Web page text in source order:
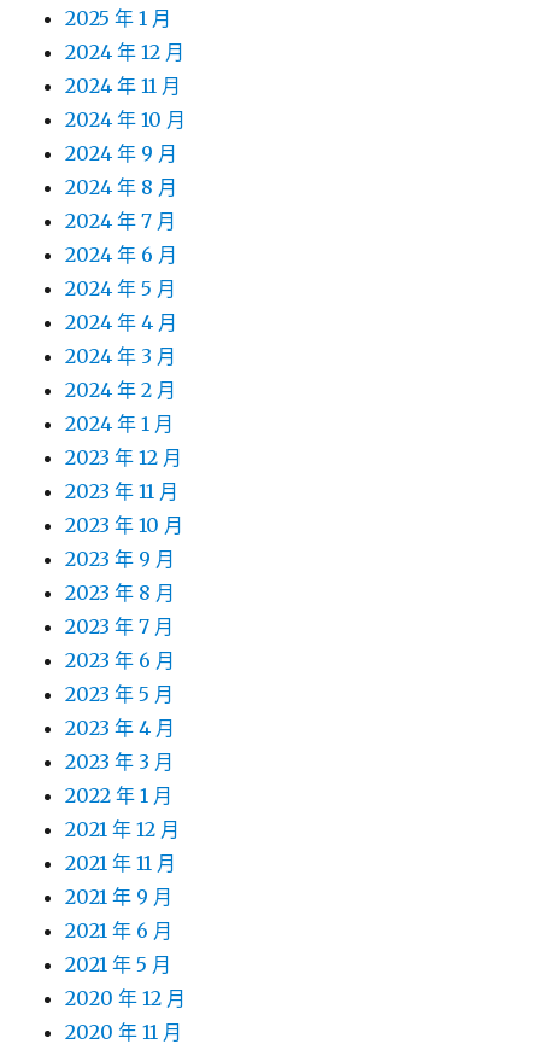
2025 年 1 月
2024 年 12 月
2024 年 11 月
2024 年 10 月
2024 年 9 月
2024 年 8 月
2024 年 7 月
2024 年 6 月
2024 年 5 月
2024 年 4 月
2024 年 3 月
2024 年 2 月
2024 年 1 月
2023 年 12 月
2023 年 11 月
2023 年 10 月
2023 年 9 月
2023 年 8 月
2023 年 7 月
2023 年 6 月
2023 年 5 月
2023 年 4 月
2023 年 3 月
2022 年 1 月
2021 年 12 月
2021 年 11 月
2021 年 9 月
2021 年 6 月
2021 年 5 月
2020 年 12 月
2020 年 11 月